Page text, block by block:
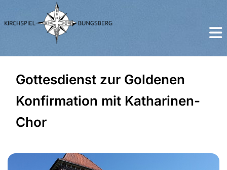
Gottesdienst zur Goldenen
Konfirmation mit Katharinen-
Chor